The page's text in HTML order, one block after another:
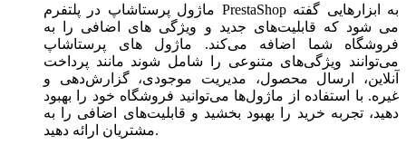
ماژول‌ پرستاشاپ در پلتفرم PrestaShop به ابزارهایی گفته
می شود که قابلیت‌های جدید و ویژگی های اضافی را به
فروشگاه شما اضافه می‌کند. ماژول های پرستاشاپ
می‌توانند ویژگی‌های متنوعی را شامل شوند مانند پرداخت
آنلاین، ارسال محصول، مدیریت موجودی، گزارش‌دهی و
غیره. با استفاده از ماژول‌ها می‌توانید فروشگاه خود را بهبود
دهید، تجربه خرید را بهبود بخشید و قابلیت‌های اضافی را به
مشتریان ارائه دهید.